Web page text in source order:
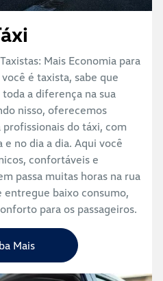
Mais Economia para
é taxista, sabe que
a diferença na sua
nisso, oferecemos
do táxi, com
no dia a dia. Aqui você
confortáveis e
passa muitas horas na rua
entregue baixo consumo,
para os passageiros.
Mais